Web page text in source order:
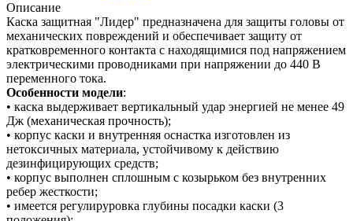
Описание
Каска защитная "Лидер" предназначена для защиты головы от
механических повреждений и обеспечивает защиту от
кратковременного контакта с находящимися под напряжением
электрическими проводниками при напряжении до 440 В
переменного тока.
Особенности модели:
• каска выдерживает вертикальный удар энергией не менее 49
Дж (механическая прочность);
• корпус каски и внутренняя оснастка изготовлен из
нетоксичных материала, устойчивому к действию
дезинфицирующих средств;
• корпус выполнен сплошным с козырьком без внутренних
ребер жесткости;
• имеется регулируровка глубины посадки каски (3